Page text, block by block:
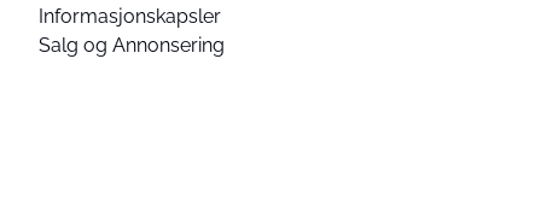
Informasjonskapsler
Salg og Annonsering